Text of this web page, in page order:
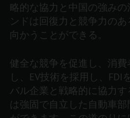
略的な協力と中国の強みの
ンドは回復力と競争力の
向かうことができる。
健全な競争を促進し、消
し、EV技術を採用し、FDI
バル企業と戦略的に協力
は強固で自立した自動車部